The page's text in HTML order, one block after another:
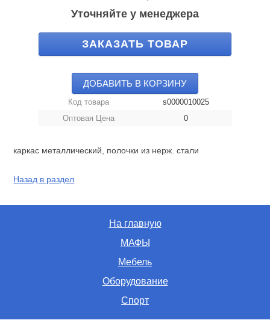
Уточняйте у менеджера
ЗАКАЗАТЬ ТОВАР
ДОБАВИТЬ В КОРЗИНУ
Код товара
s0000010025
Оптовая Цена
0
каркас металлический, полочки из нерж. стали
Назад в раздел
На главную
МАФЫ
Мебель
Оборудование
Спорт